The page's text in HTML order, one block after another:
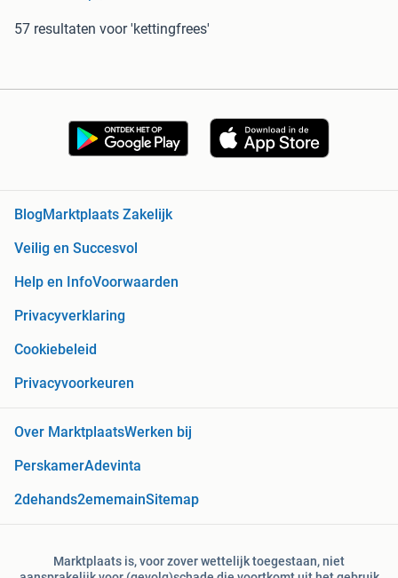
57 resultaten voor 'kettingfrees'
BlogMarktplaats Zakelijk
Veilig en Succesvol
Help en InfoVoorwaarden
Privacyverklaring
Cookiebeleid
Privacyvoorkeuren
Over MarktplaatsWerken bij
PerskamerAdevinta
2dehands2ememainSitemap
Marktplaats is, voor zover wettelijk toegestaan, niet